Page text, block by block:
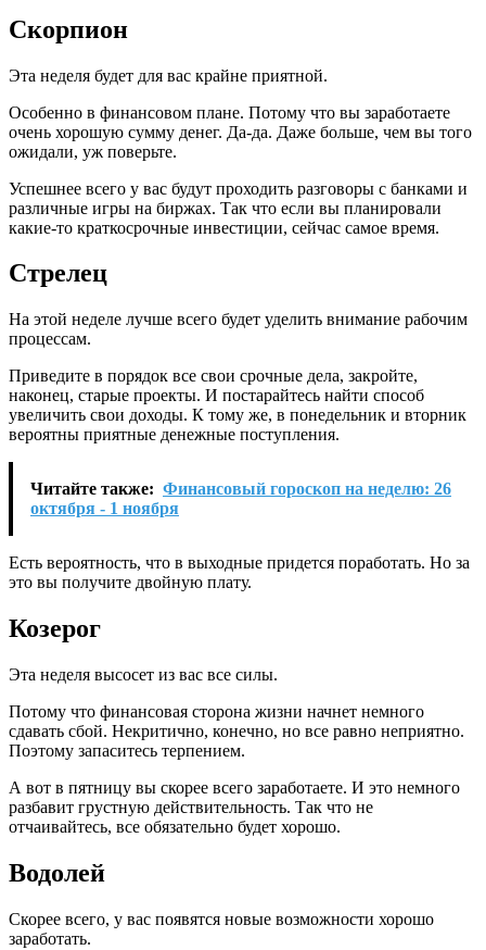
Скорпион
Эта неделя будет для вас крайне приятной.
Особенно в финансовом плане. Потому что вы заработаете
очень хорошую сумму денег. Да-да. Даже больше, чем вы того
ожидали, уж поверьте.
Успешнее всего у вас будут проходить разговоры с банками и
различные игры на биржах. Так что если вы планировали
какие-то краткосрочные инвестиции, сейчас самое время.
Стрелец
На этой неделе лучше всего будет уделить внимание рабочим
процессам.
Приведите в порядок все свои срочные дела, закройте,
наконец, старые проекты. И постарайтесь найти способ
увеличить свои доходы. К тому же, в понедельник и вторник
вероятны приятные денежные поступления.
Читайте также: Финансовый гороскоп на неделю: 26
октября - 1 ноября
Есть вероятность, что в выходные придется поработать. Но за
это вы получите двойную плату.
Козерог
Эта неделя высосет из вас все силы.
Потому что финансовая сторона жизни начнет немного
сдавать сбой. Некритично, конечно, но все равно неприятно.
Поэтому запаситесь терпением.
А вот в пятницу вы скорее всего заработаете. И это немного
разбавит грустную действительность. Так что не
отчаивайтесь, все обязательно будет хорошо.
Водолей
Скорее всего, у вас появятся новые возможности хорошо
заработать.